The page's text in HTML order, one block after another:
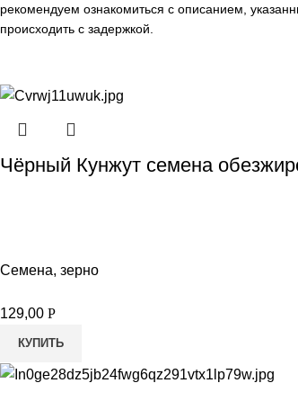
рекомендуем ознакомиться с описанием,
происходить с задержкой.
Чёрный Кунжут семена
Семена, зерно
129,00 Р
КУПИТЬ